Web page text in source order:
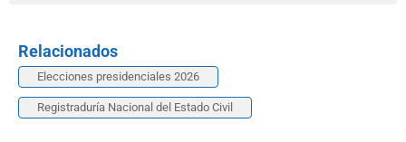
Relacionados
Elecciones presidenciales 2026
Registraduría Nacional del Estado Civil